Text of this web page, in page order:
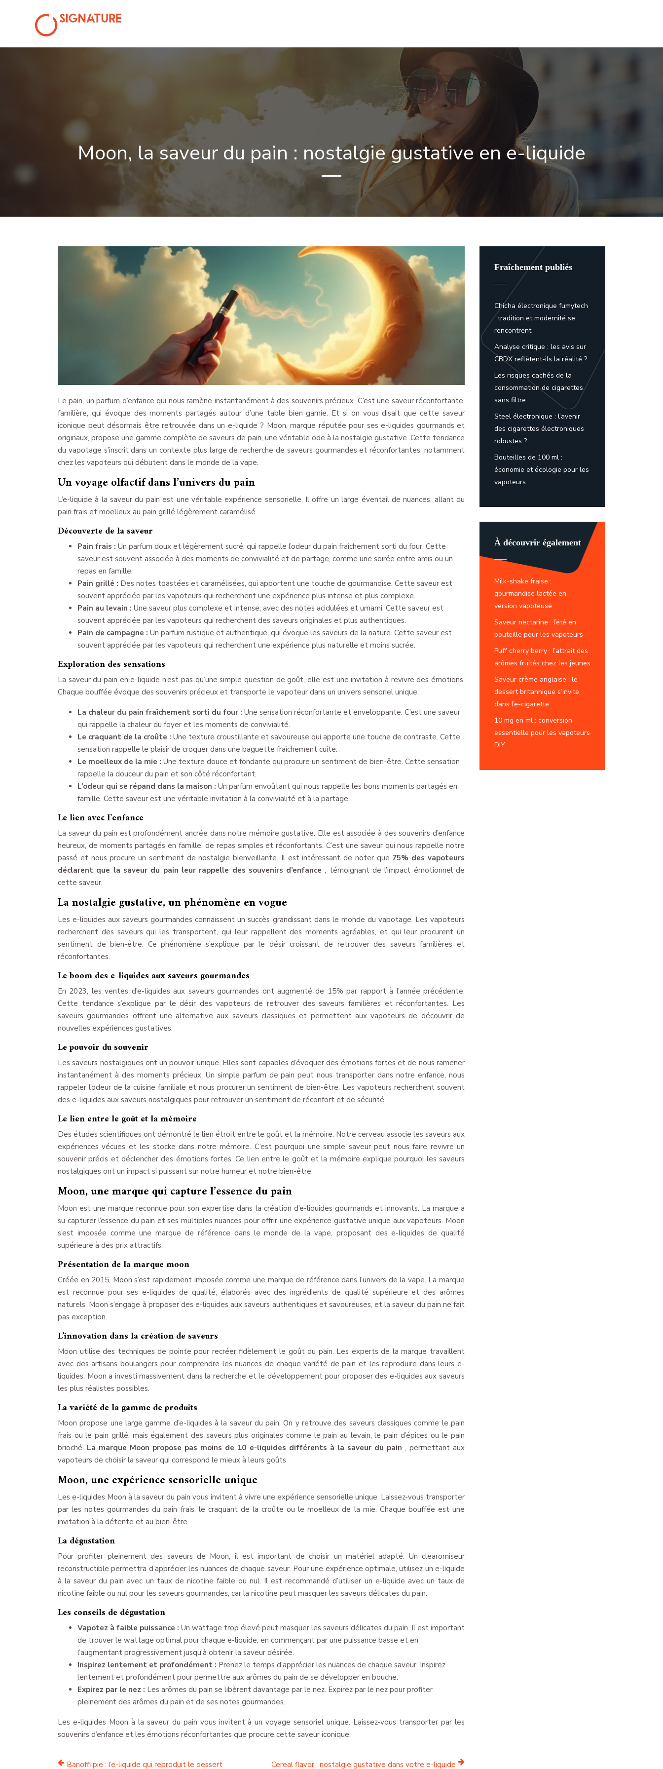
Moon, la saveur du pain : nostalgie gustative en e-liquide
Le pain, un parfum d’enfance qui nous ramène instantanément à des souvenirs précieux. C’est une saveur réconfortante,
familière, qui évoque des moments partagés autour d’une table bien garnie. Et si on vous disait que cette saveur
iconique peut désormais être retrouvée dans un e-liquide ? Moon, marque réputée pour ses e-liquides gourmands et
originaux, propose une gamme complète de saveurs de pain, une véritable ode à la nostalgie gustative. Cette tendance
du vapotage s’inscrit dans un contexte plus large de recherche de saveurs gourmandes et réconfortantes, notamment
chez les vapoteurs qui débutent dans le monde de la vape.
Un voyage olfactif dans l’univers du pain
L’e-liquide à la saveur du pain est une véritable expérience sensorielle. Il offre un large éventail de nuances, allant du
pain frais et moelleux au pain grillé légèrement caramélisé.
Découverte de la saveur
Pain frais : Un parfum doux et légèrement sucré, qui rappelle l’odeur du pain fraîchement sorti du four. Cette
saveur est souvent associée à des moments de convivialité et de partage, comme une soirée entre amis ou un
repas en famille.
Pain grillé : Des notes toastées et caramélisées, qui apportent une touche de gourmandise. Cette saveur est
souvent appréciée par les vapoteurs qui recherchent une expérience plus intense et plus complexe.
Pain au levain : Une saveur plus complexe et intense, avec des notes acidulées et umami. Cette saveur est
souvent appréciée par les vapoteurs qui recherchent des saveurs originales et plus authentiques.
Pain de campagne : Un parfum rustique et authentique, qui évoque les saveurs de la nature. Cette saveur est
souvent appréciée par les vapoteurs qui recherchent une expérience plus naturelle et moins sucrée.
Exploration des sensations
La saveur du pain en e-liquide n’est pas qu’une simple question de goût, elle est une invitation à revivre des émotions.
Chaque bouffée évoque des souvenirs précieux et transporte le vapoteur dans un univers sensoriel unique.
La chaleur du pain fraîchement sorti du four : Une sensation réconfortante et enveloppante. C’est une saveur
qui rappelle la chaleur du foyer et les moments de convivialité.
Le craquant de la croûte : Une texture croustillante et savoureuse qui apporte une touche de contraste. Cette
sensation rappelle le plaisir de croquer dans une baguette fraîchement cuite.
Le moelleux de la mie : Une texture douce et fondante qui procure un sentiment de bien-être. Cette sensation
rappelle la douceur du pain et son côté réconfortant.
L’odeur qui se répand dans la maison : Un parfum envoûtant qui nous rappelle les bons moments partagés en
famille. Cette saveur est une véritable invitation à la convivialité et à la partage.
Le lien avec l’enfance
La saveur du pain est profondément ancrée dans notre mémoire gustative. Elle est associée à des souvenirs d’enfance
heureux, de moments partagés en famille, de repas simples et réconfortants. C’est une saveur qui nous rappelle notre
passé et nous procure un sentiment de nostalgie bienveillante. Il est intéressant de noter que 75% des vapoteurs
déclarent que la saveur du pain leur rappelle des souvenirs d’enfance, témoignant de l’impact émotionnel de
cette saveur.
La nostalgie gustative, un phénomène en vogue
Les e-liquides aux saveurs gourmandes connaissent un succès grandissant dans le monde du vapotage. Les vapoteurs
recherchent des saveurs qui les transportent, qui leur rappellent des moments agréables, et qui leur procurent un
sentiment de bien-être. Ce phénomène s’explique par le désir croissant de retrouver des saveurs familières et
réconfortantes.
Le boom des e-liquides aux saveurs gourmandes
En 2023, les ventes d’e-liquides aux saveurs gourmandes ont augmenté de 15% par rapport à l’année précédente.
Cette tendance s’explique par le désir des vapoteurs de retrouver des saveurs familières et réconfortantes. Les
saveurs gourmandes offrent une alternative aux saveurs classiques et permettent aux vapoteurs de découvrir de
nouvelles expériences gustatives.
Le pouvoir du souvenir
Les saveurs nostalgiques ont un pouvoir unique. Elles sont capables d’évoquer des émotions fortes et de nous ramener
instantanément à des moments précieux. Un simple parfum de pain peut nous transporter dans notre enfance, nous
rappeler l’odeur de la cuisine familiale et nous procurer un sentiment de bien-être. Les vapoteurs recherchent souvent
des e-liquides aux saveurs nostalgiques pour retrouver un sentiment de réconfort et de sécurité.
Le lien entre le goût et la mémoire
Des études scientifiques ont démontré le lien étroit entre le goût et la mémoire. Notre cerveau associe les saveurs aux
expériences vécues et les stocke dans notre mémoire. C’est pourquoi une simple saveur peut nous faire revivre un
souvenir précis et déclencher des émotions fortes. Ce lien entre le goût et la mémoire explique pourquoi les saveurs
nostalgiques ont un impact si puissant sur notre humeur et notre bien-être.
Moon, une marque qui capture l’essence du pain
Moon est une marque reconnue pour son expertise dans la création d’e-liquides gourmands et innovants. La marque a
su capturer l’essence du pain et ses multiples nuances pour offrir une expérience gustative unique aux vapoteurs. Moon
s’est imposée comme une marque de référence dans le monde de la vape, proposant des e-liquides de qualité
supérieure à des prix attractifs.
Présentation de la marque moon
Créée en 2015, Moon s’est rapidement imposée comme une marque de référence dans l’univers de la vape. La marque
est reconnue pour ses e-liquides de qualité, élaborés avec des ingrédients de qualité supérieure et des arômes
naturels. Moon s’engage à proposer des e-liquides aux saveurs authentiques et savoureuses, et la saveur du pain ne fait
pas exception.
L’innovation dans la création de saveurs
Moon utilise des techniques de pointe pour recréer fidèlement le goût du pain. Les experts de la marque travaillent
avec des artisans boulangers pour comprendre les nuances de chaque variété de pain et les reproduire dans leurs e-
liquides. Moon a investi massivement dans la recherche et le développement pour proposer des e-liquides aux saveurs
les plus réalistes possibles.
La variété de la gamme de produits
Moon propose une large gamme d’e-liquides à la saveur du pain. On y retrouve des saveurs classiques comme le pain
frais ou le pain grillé, mais également des saveurs plus originales comme le pain au levain, le pain d’épices ou le pain
brioché. La marque Moon propose pas moins de 10 e-liquides différents à la saveur du pain , permettant aux
vapoteurs de choisir la saveur qui correspond le mieux à leurs goûts.
Moon, une expérience sensorielle unique
Les e-liquides Moon à la saveur du pain vous invitent à vivre une expérience sensorielle unique. Laissez-vous transporter
par les notes gourmandes du pain frais, le craquant de la croûte ou le moelleux de la mie. Chaque bouffée est une
invitation à la détente et au bien-être.
La dégustation
Pour profiter pleinement des saveurs de Moon, il est important de choisir un matériel adapté. Un clearomiseur
reconstructible permettra d’apprécier les nuances de chaque saveur. Pour une expérience optimale, utilisez un e-liquide
à la saveur du pain avec un taux de nicotine faible ou nul. Il est recommandé d’utiliser un e-liquide avec un taux de
nicotine faible ou nul pour les saveurs gourmandes, car la nicotine peut masquer les saveurs délicates du pain.
Les conseils de dégustation
Vapotez à faible puissance : Un wattage trop élevé peut masquer les saveurs délicates du pain. Il est important
de trouver le wattage optimal pour chaque e-liquide, en commençant par une puissance basse et en
l’augmentant progressivement jusqu’à obtenir la saveur désirée.
Inspirez lentement et profondément : Prenez le temps d’apprécier les nuances de chaque saveur. Inspirez
lentement et profondément pour permettre aux arômes du pain de se développer en bouche.
Expirez par le nez : Les arômes du pain se libèrent davantage par le nez. Expirez par le nez pour profiter
pleinement des arômes du pain et de ses notes gourmandes.
Les e-liquides Moon à la saveur du pain vous invitent à un voyage sensoriel unique. Laissez-vous transporter par les
souvenirs d’enfance et les émotions réconfortantes que procure cette saveur iconique.
Banoffi pie : l’e-liquide qui reproduit le dessert Cereal flavor : nostalgie gustative dans votre e-liquide
Fraîchement publiés
Chicha électronique fumytech
: tradition et modernité se
rencontrent
Analyse critique : les avis sur
CBDX reflètent-ils la réalité ?
Les risques cachés de la
consommation de cigarettes
sans filtre
Steel électronique : l’avenir
des cigarettes électroniques
robustes ?
Bouteilles de 100 ml :
économie et écologie pour les
vapoteurs
À découvrir également
Milk-shake fraise :
gourmandise lactée en
version vapoteuse
Saveur nectarine : l’été en
bouteille pour les vapoteurs
Puff cherry berry : l’attrait des
arômes fruités chez les jeunes
Saveur crème anglaise : le
dessert britannique s’invite
dans l’e-cigarette
10 mg en ml : conversion
essentielle pour les vapoteurs
DIY